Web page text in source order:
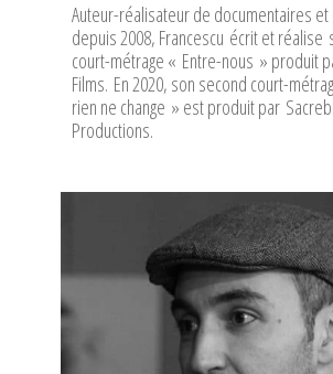
Auteur-réalisateur de documentaires
depuis 2008, Francescu écrit et
court-métrage « Entre-nous » produit
Films. En 2020, son second court-
rien ne change » est produit par
Productions.